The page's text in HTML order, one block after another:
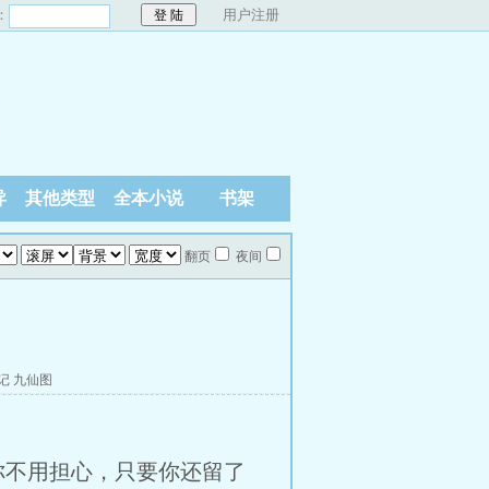
用户注册
其他类型 全本小说 书架
翻页 夜间
九仙图
用担心，只要你还留了